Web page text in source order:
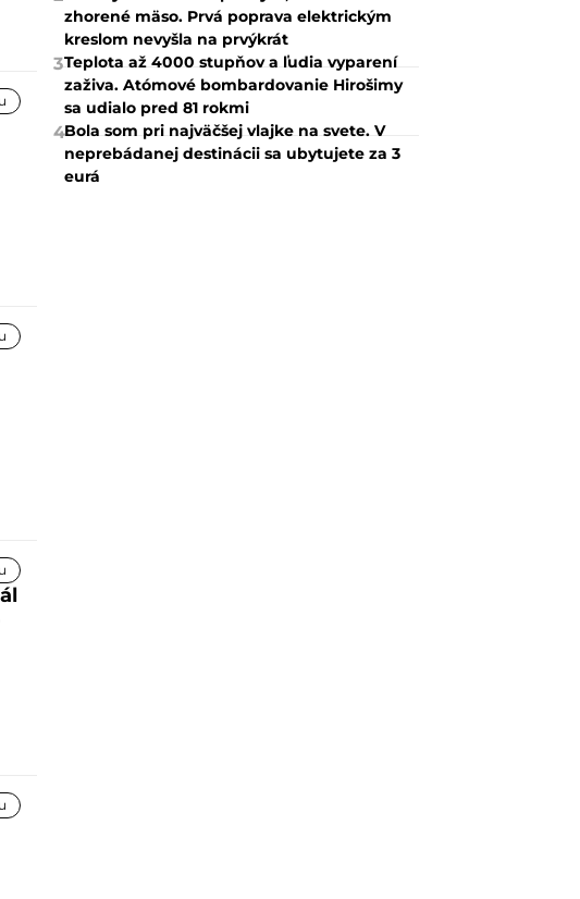
zhorené mäso. Prvá poprava elektrickým
kreslom nevyšla na prvýkrát
3Teplota až 4000 stupňov a ľudia vyparení
zaživa. Atómové bombardovanie Hirošimy
sa udialo pred 81 rokmi
4Bola som pri najväčšej vlajke na svete. V
neprebádanej destinácii sa ubytujete za 3
eurá